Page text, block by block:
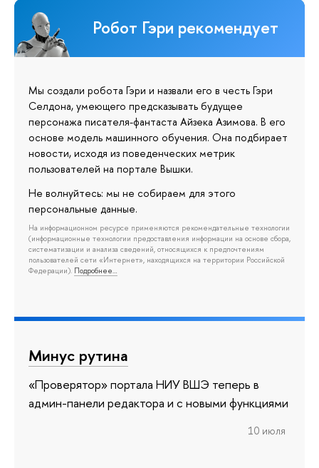
Робот Гэри рекомендует
Мы создали робота Гэри и назвали его в честь Гэри
Селдона, умеющего предсказывать будущее
персонажа писателя-фантаста Айзека Азимова. В его
основе модель машинного обучения. Она подбирает
новости, исходя из поведенческих метрик
пользователей на портале Вышки.
Не волнуйтесь: мы не собираем для этого
персональные данные.
На информационном ресурсе применяются рекомендательные технологии
(информационные технологии предоставления информации на основе сбора,
систематизации и анализа сведений, относящихся к предпочтениям
пользователей сети «Интернет», находящихся на территории Российской
Федерации). Подробнее…
Минус рутина
«Проверятор» портала НИУ ВШЭ теперь в
админ-панели редактора и с новыми функциями
10 июля